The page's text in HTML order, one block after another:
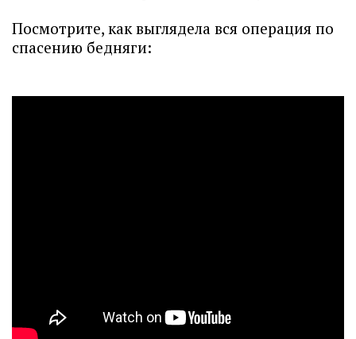
Посмотрите, как выглядела вся операция по
спасению бедняги: